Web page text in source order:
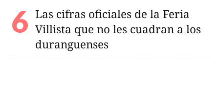
Las cifras oficiales de la Feria
Villista que no les cuadran a los
duranguenses